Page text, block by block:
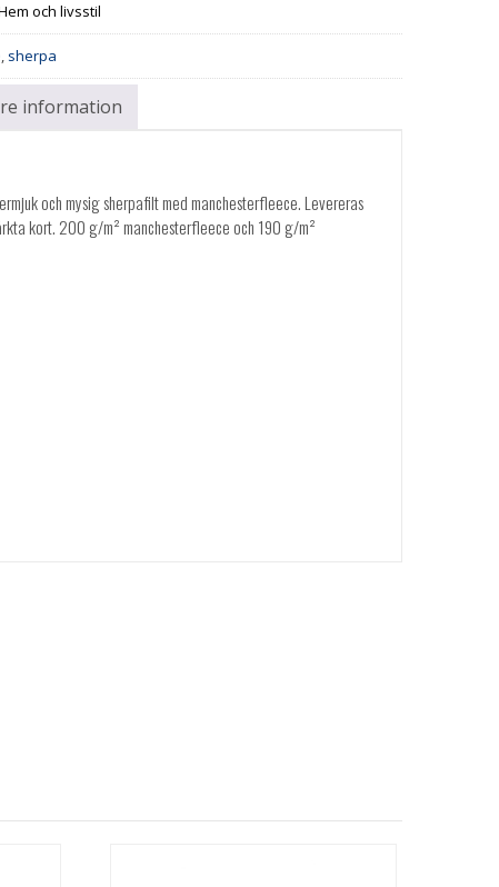
och livsstil
, sherpa
information
och mysig sherpafilt med manchesterfleece. Levereras
kort. 200 g/m² manchesterfleece och 190 g/m²